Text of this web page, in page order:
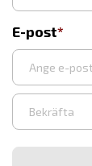
E-post
Ange
e-
Bekräfta